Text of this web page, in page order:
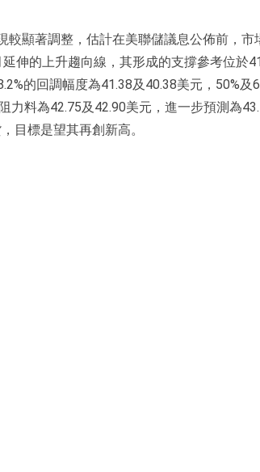
顯著調整，估計在美聯儲議息公佈前，市
伸的上升趨向線，其形成的支撐參考位於
的回調幅度為41.38及40.38美元，50%及
力料為42.75及42.90美元，進一步預測為
目標是望其再創新高。